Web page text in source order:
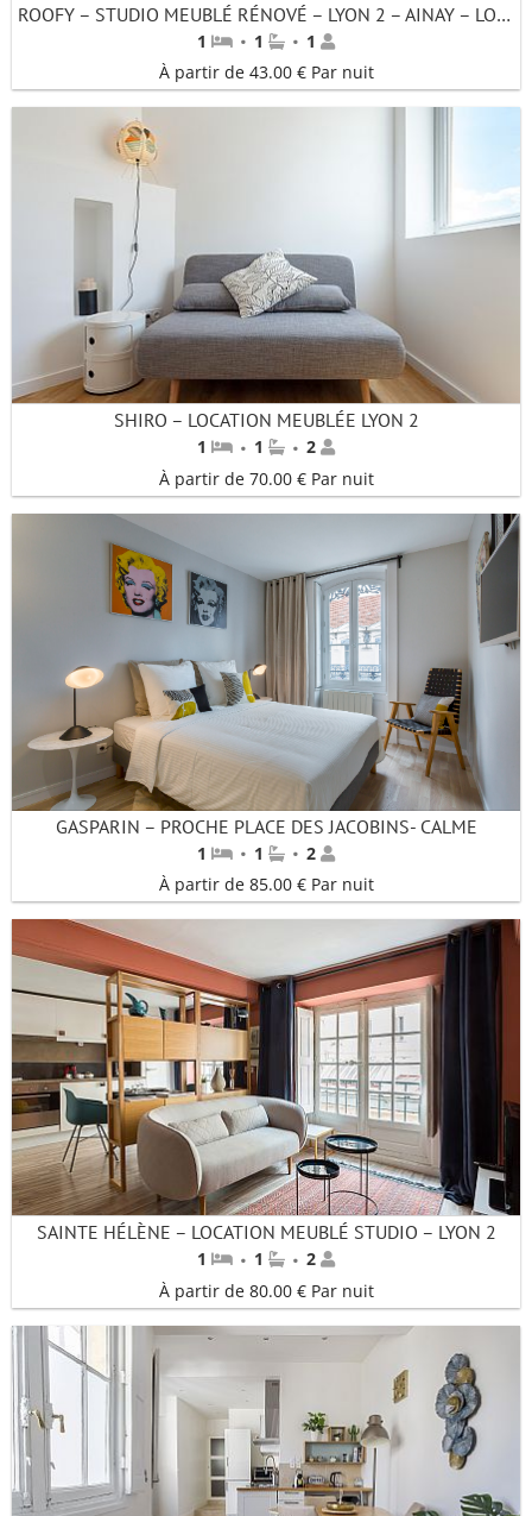
ROOFY – STUDIO MEUBLÉ RÉNOVÉ – LYON 2 – AINAY – LOCATION AU MOIS
1 · 1 · 1
À partir de 43.00 € Par nuit
SHIRO – LOCATION MEUBLÉE LYON 2
1 · 1 · 2
À partir de 70.00 € Par nuit
GASPARIN – PROCHE PLACE DES JACOBINS- CALME
1 · 1 · 2
À partir de 85.00 € Par nuit
SAINTE HÉLÈNE – LOCATION MEUBLÉ STUDIO – LYON 2
1 · 1 · 2
À partir de 80.00 € Par nuit